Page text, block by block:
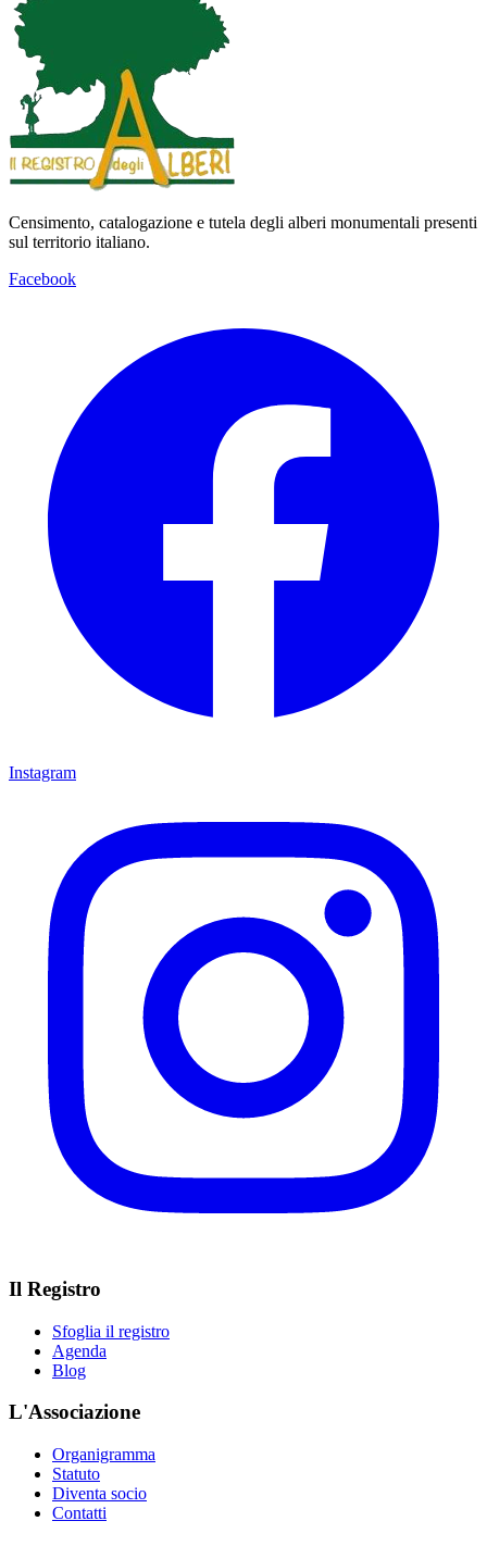
Censimento, catalogazione e tutela degli alberi monumentali presenti
sul territorio italiano.
Facebook
Instagram
Il Registro
Sfoglia il registro
Agenda
Blog
L'Associazione
Organigramma
Statuto
Diventa socio
Contatti